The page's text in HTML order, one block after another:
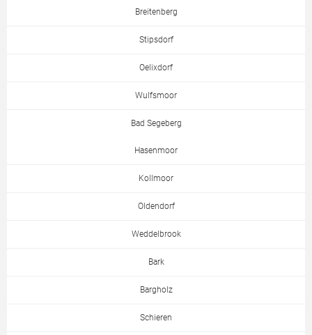
Breitenberg
Stipsdorf
Oelixdorf
Wulfsmoor
Bad Segeberg
Hasenmoor
Kollmoor
Oldendorf
Weddelbrook
Bark
Bargholz
Schieren